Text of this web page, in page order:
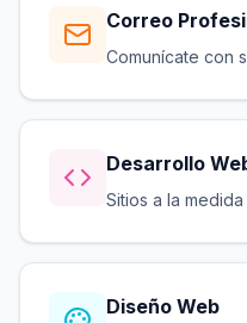
Correo
Comunícate con
Desarrollo
Sitios a la
Diseño Web